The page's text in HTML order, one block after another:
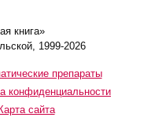
книга»
1999-2026
препараты
конфиденциальности
Карта сайта